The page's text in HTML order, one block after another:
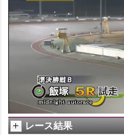
レース結果